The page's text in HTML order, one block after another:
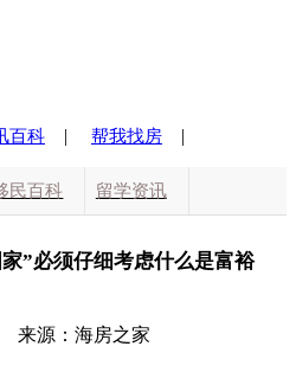
百科 | 帮我找房 |
民百科 留学资讯
”必须仔细考虑什么是富裕
来源：海房之家